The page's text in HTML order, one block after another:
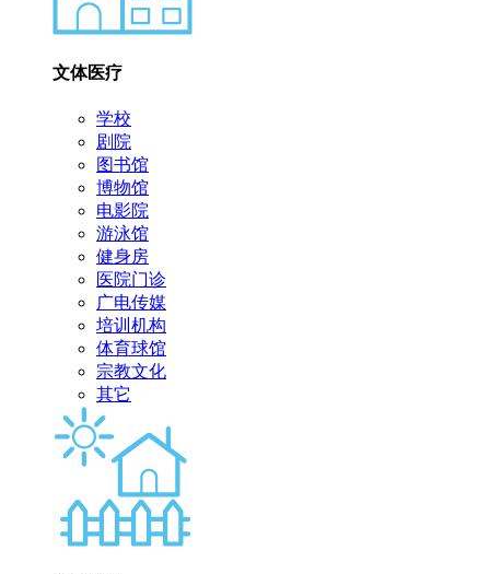
文体医疗
学校
剧院
图书馆
博物馆
电影院
游泳馆
健身房
医院门诊
广电传媒
培训机构
体育球馆
宗教文化
其它